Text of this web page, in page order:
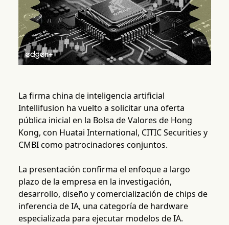
La firma china de inteligencia artificial
Intellifusion ha vuelto a solicitar una oferta
pública inicial en la Bolsa de Valores de Hong
Kong, con Huatai International, CITIC Securities y
CMBI como patrocinadores conjuntos.
La presentación confirma el enfoque a largo
plazo de la empresa en la investigación,
desarrollo, diseño y comercialización de chips de
inferencia de IA, una categoría de hardware
especializada para ejecutar modelos de IA.